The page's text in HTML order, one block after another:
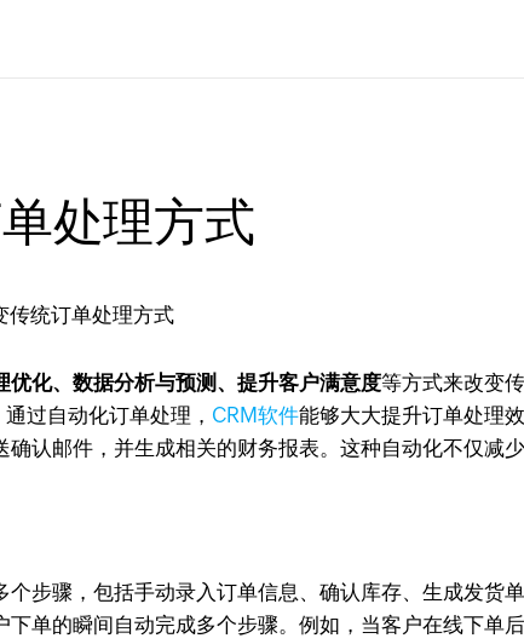
处理方式
化、数据分析与预测、提升客户满意度等方式来改变
过自动化订单处理， CRM软件能够大大提升订单处理
认邮件，并生成相关的财务报表。这种自动化不仅减
步骤，包括手动录入订单信息、确认库存、生成发货
单的瞬间自动完成多个步骤。例如，当客户在线下单